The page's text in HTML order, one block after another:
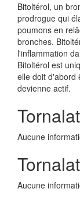
Bitoltérol, un
prodrogue qui
poumons en
bronches.
l'inflammation
Bitoltérol est
elle doit d'abord
devienne actif.
Aucune
Aucune